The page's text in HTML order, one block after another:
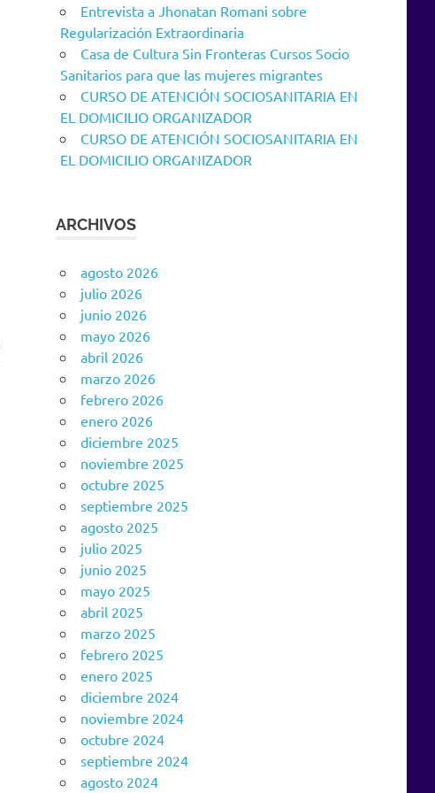
Entrevista a Jhonatan Romani sobre
Regularización Extraordinaria
Casa de Cultura Sin Fronteras Cursos Socio
Sanitarios para que las mujeres migrantes
CURSO DE ATENCIÓN SOCIOSANITARIA EN
EL DOMICILIO ORGANIZADOR
CURSO DE ATENCIÓN SOCIOSANITARIA EN
EL DOMICILIO ORGANIZADOR
ARCHIVOS
agosto 2026
julio 2026
junio 2026
mayo 2026
abril 2026
marzo 2026
febrero 2026
enero 2026
diciembre 2025
noviembre 2025
octubre 2025
septiembre 2025
agosto 2025
julio 2025
junio 2025
mayo 2025
abril 2025
marzo 2025
febrero 2025
enero 2025
diciembre 2024
noviembre 2024
octubre 2024
septiembre 2024
agosto 2024